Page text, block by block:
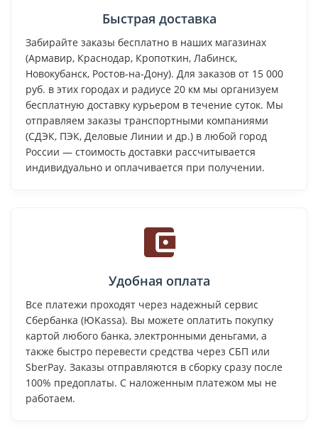
Быстрая доставка
Забирайте заказы бесплатно в наших магазинах
(Армавир, Краснодар, Кропоткин, Лабинск,
Новокубанск, Ростов-на-Дону). Для заказов от 15 000
руб. в этих городах и радиусе 20 км мы организуем
бесплатную доставку курьером в течение суток. Мы
отправляем заказы транспортными компаниями
(СДЭК, ПЭК, Деловые Линии и др.) в любой город
России — стоимость доставки рассчитывается
индивидуально и оплачивается при получении.
Удобная оплата
Все платежи проходят через надежный сервис
Сбербанка (ЮKassa). Вы можете оплатить покупку
картой любого банка, электронными деньгами, а
также быстро перевести средства через СБП или
SberPay. Заказы отправляются в сборку сразу после
100% предоплаты. С наложенным платежом мы не
работаем.